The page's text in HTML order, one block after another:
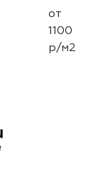
от
1100
р/м2